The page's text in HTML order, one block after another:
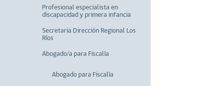
Profesional especialista en
discapacidad y primera infancia
Secretaria Dirección Regional Los
Ríos
Abogado/a para Fiscalía
Abogado para Fiscalía